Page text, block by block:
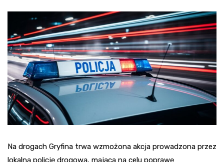
Na drogach Gryfina trwa wzmożona akcja prowadzona przez
lokalną policję drogową, mająca na celu poprawę